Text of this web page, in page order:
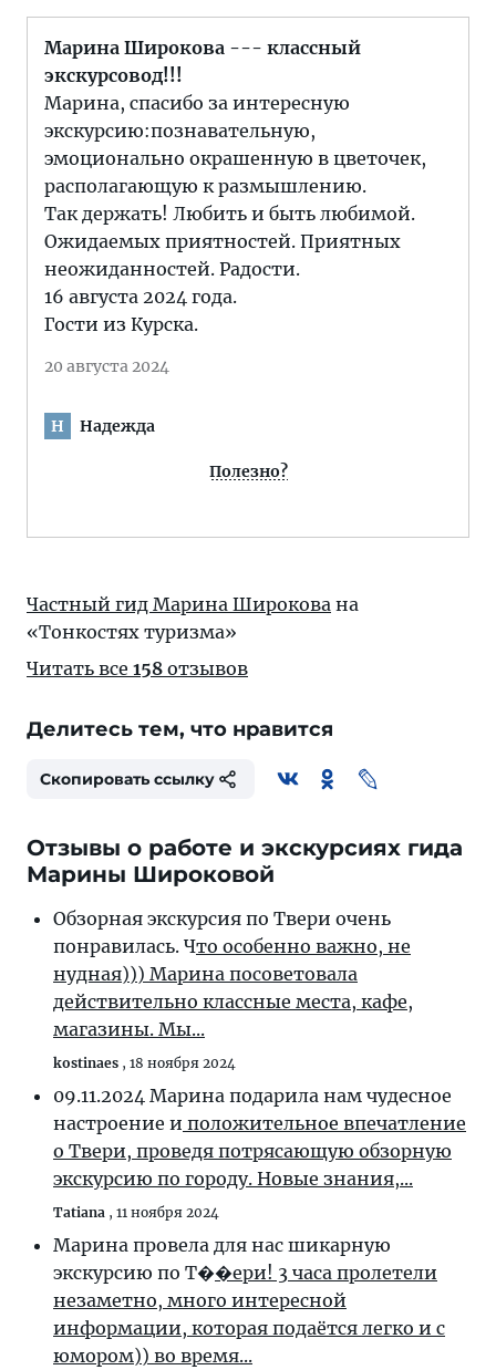
Марина Широкова --- классный
экскурсовод!!!
Марина, спасибо за интересную
экскурсию:познавательную,
эмоционально окрашенную в цветочек,
располагающую к размышлению.
Так держать! Любить и быть любимой.
Ожидаемых приятностей. Приятных
неожиданностей. Радости.
16 августа 2024 года.
Гости из Курска.
20 августа 2024
Н Надежда
Полезно?
Частный гид Марина Широкова на
«Тонкостях туризма»
Читать все 158 отзывов
Делитесь тем, что нравится
Скопировать ссылку
Отзывы о работе и экскурсиях гида
Марины Широковой
Обзорная экскурсия по Твери очень
понравилась. Что особенно важно, не
нудная))) Марина посоветовала
действительно классные места, кафе,
магазины. Мы...
kostinaes , 18 ноября 2024
09.11.2024 Марина подарила нам чудесное
настроение и положительное впечатление
о Твери, проведя потрясающую обзорную
экскурсию по городу. Новые знания,...
Tatiana , 11 ноября 2024
Марина провела для нас шикарную
экскурсию по Т��ери! 3 часа пролетели
незаметно, много интересной
информации, которая подаётся легко и с
юмором)) во время...